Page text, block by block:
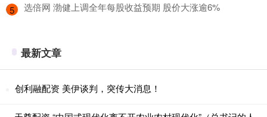
5 ​选倍网 渤健上调全年每股收益预期 股价大涨逾6%
最新文章
创利融配资 美伊谈判，突传大消息！